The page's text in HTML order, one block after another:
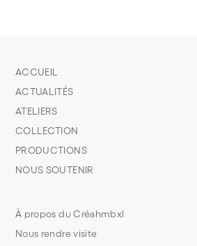
À propos du Créahmbxl
Nous rendre visite
ACCUEIL
ACTUALITÉS
ATELIERS
COLLECTION
PRODUCTIONS
NOUS SOUTENIR